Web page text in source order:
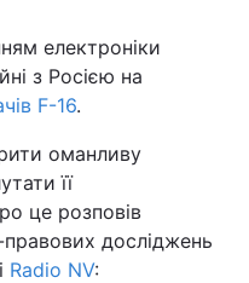
Війна
Світ
Наука
електроніки
з Росією на
F-16.
оманливу
її
це розповів
досліджень
Radio NV: